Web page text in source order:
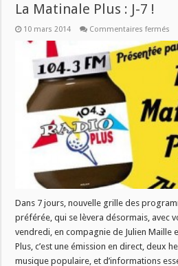
La Matinale Plus : J-7 !
10 mars 2014 Commentaires fermés
7
Dans 7 jours, nouvelle grille des
préférée, qui se lèvera désormais, avec
vendredi, en compagnie de Julien Maille
Plus, c’est une émission en direct, deux
musique populaire, et d’informations